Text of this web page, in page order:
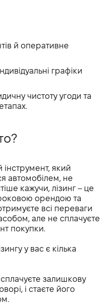
й оперативне
графіки
чистоту угоди та
інструмент, який
автомобілем, не
кажучи, лізинг – це
орендою та
всі переваги
але не сплачуєте
покупки.
у вас є кілька
залишкову
і стаєте його